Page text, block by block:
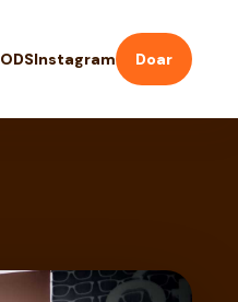
ODSInstagram Doar